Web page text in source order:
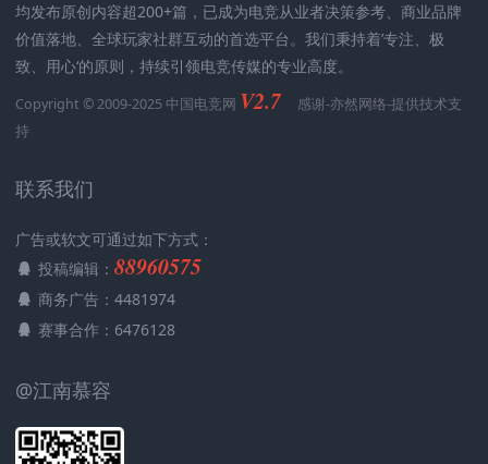
均发布原创内容超200+篇，已成为电竞从业者决策参考、商业品牌
价值落地、全球玩家社群互动的首选平台。我们秉持着’专注、极
致、用心‘的原则，持续引领电竞传媒的专业高度。
Copyright © 2009-2025 中国电竞网 V2.7 感谢-亦然网络-提供技术支
持
联系我们
广告或软文可通过如下方式：
投稿编辑： 88960575
商务广告：4481974
赛事合作：6476128
@江南慕容